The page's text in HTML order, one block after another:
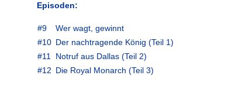
Episoden:
#9
Wer wagt, gewinnt
#10 Der nachtragende König (Teil 1)
#11 Notruf aus Dallas (Teil 2)
#12 Die Royal Monarch (Teil 3)